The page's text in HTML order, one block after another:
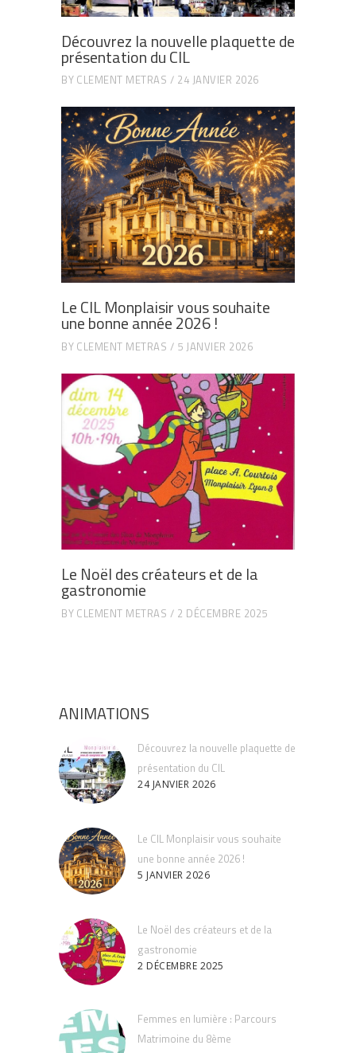
Découvrez la nouvelle plaquette de
présentation du CIL
BY CLEMENT METRAS 24 JANVIER 2026
Le CIL Monplaisir vous souhaite
une bonne année 2026 !
BY CLEMENT METRAS 5 JANVIER 2026
Le Noël des créateurs et de la
gastronomie
BY CLEMENT METRAS 2 DÉCEMBRE 2025
ANIMATIONS
Découvrez la nouvelle plaquette de
présentation du CIL
24 JANVIER 2026
Le CIL Monplaisir vous souhaite
une bonne année 2026 !
5 JANVIER 2026
Le Noël des créateurs et de la
gastronomie
2 DÉCEMBRE 2025
Femmes en lumière : Parcours
Matrimoine du 8ème